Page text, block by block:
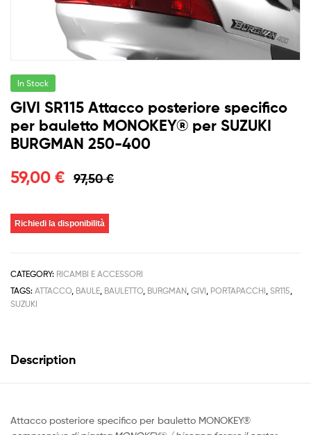
In Stock
GIVI SR115 Attacco posteriore specifico
per bauletto MONOKEY® per SUZUKI
BURGMAN 250-400
97,50€
59,00 €
Richiedi la disponibilità
CATEGORY: RICAMBI E ACCESSORI
TAGS: ATTACCO, BAULE, BAULETTO, BURGMAN, GIVI, PORTAPACCHI, SR115,
SUZUKI
Description
Attacco posteriore specifico per bauletto MONOKEY®